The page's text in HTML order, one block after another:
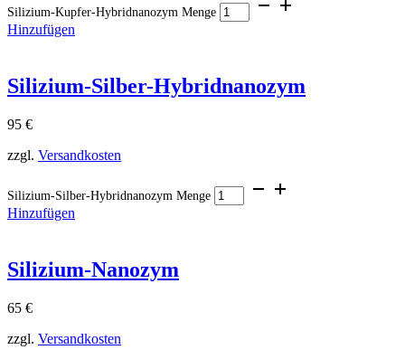
Silizium-Kupfer-Hybridnanozym Menge
Hinzufügen
Silizium-Silber-Hybridnanozym
95 €
zzgl. Versandkosten
Silizium-Silber-Hybridnanozym Menge
Hinzufügen
Silizium-Nanozym
65 €
zzgl. Versandkosten